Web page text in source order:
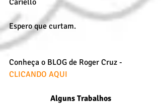
Cariello
Espero que curtam.
Conheça o BLOG de Roger Cruz -
CLICANDO AQUI
Alguns Trabalhos